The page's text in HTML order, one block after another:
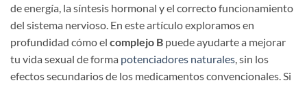
de energía, la síntesis hormonal y el correcto funcionamiento
del sistema nervioso. En este artículo exploramos en
profundidad cómo el complejo B puede ayudarte a mejorar
tu vida sexual de forma potenciadores naturales , sin los
efectos secundarios de los medicamentos convencionales. Si